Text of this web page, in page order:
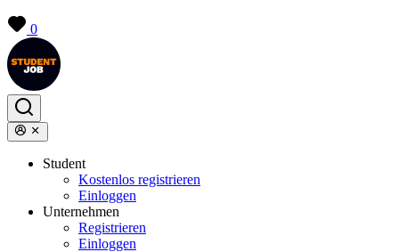
0
Student
Kostenlos registrieren
Einloggen
Unternehmen
Registrieren
Einloggen